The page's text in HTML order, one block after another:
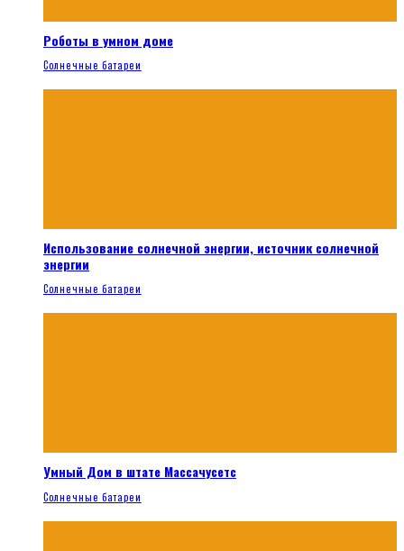
Роботы в умном доме
Солнечные батареи
Использование солнечной энергии, источник солнечной
энергии
Солнечные батареи
Умный Дом в штате Массачусетс
Солнечные батареи